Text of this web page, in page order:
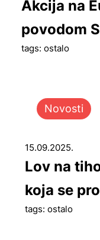
Akcija na
povodom
tags: ostalo
Novosti
15.09.2025.
Lov na
koja se
tags: ostalo